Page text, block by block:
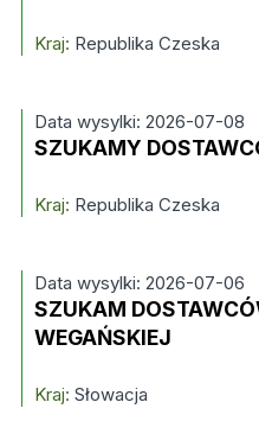
Kraj: Republika Czeska
Data wysylki: 2026-07-08
SZUKAMY
Kraj: Republika Czeska
Data wysylki: 2026-07-06
SZUKAM
WEGAŃSKIEJ
Kraj: Słowacja